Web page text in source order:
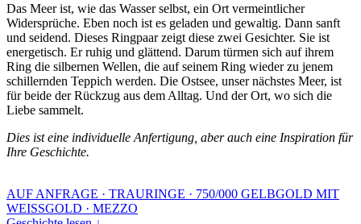
Das Meer ist, wie das Wasser selbst, ein Ort vermeintlicher
Widersprüche. Eben noch ist es geladen und gewaltig. Dann sanft
und seidend. Dieses Ringpaar zeigt diese zwei Gesichter. Sie ist
energetisch. Er ruhig und glättend. Darum türmen sich auf ihrem
Ring die silbernen Wellen, die auf seinem Ring wieder zu jenem
schillernden Teppich werden. Die Ostsee, unser nächstes Meer, ist
für beide der Rückzug aus dem Alltag. Und der Ort, wo sich die
Liebe sammelt.
Dies ist eine individuelle Anfertigung, aber auch eine Inspiration für
Ihre Geschichte.
AUF ANFRAGE · TRAURINGE · 750/000 GELBGOLD MIT
WEISSGOLD · MEZZO